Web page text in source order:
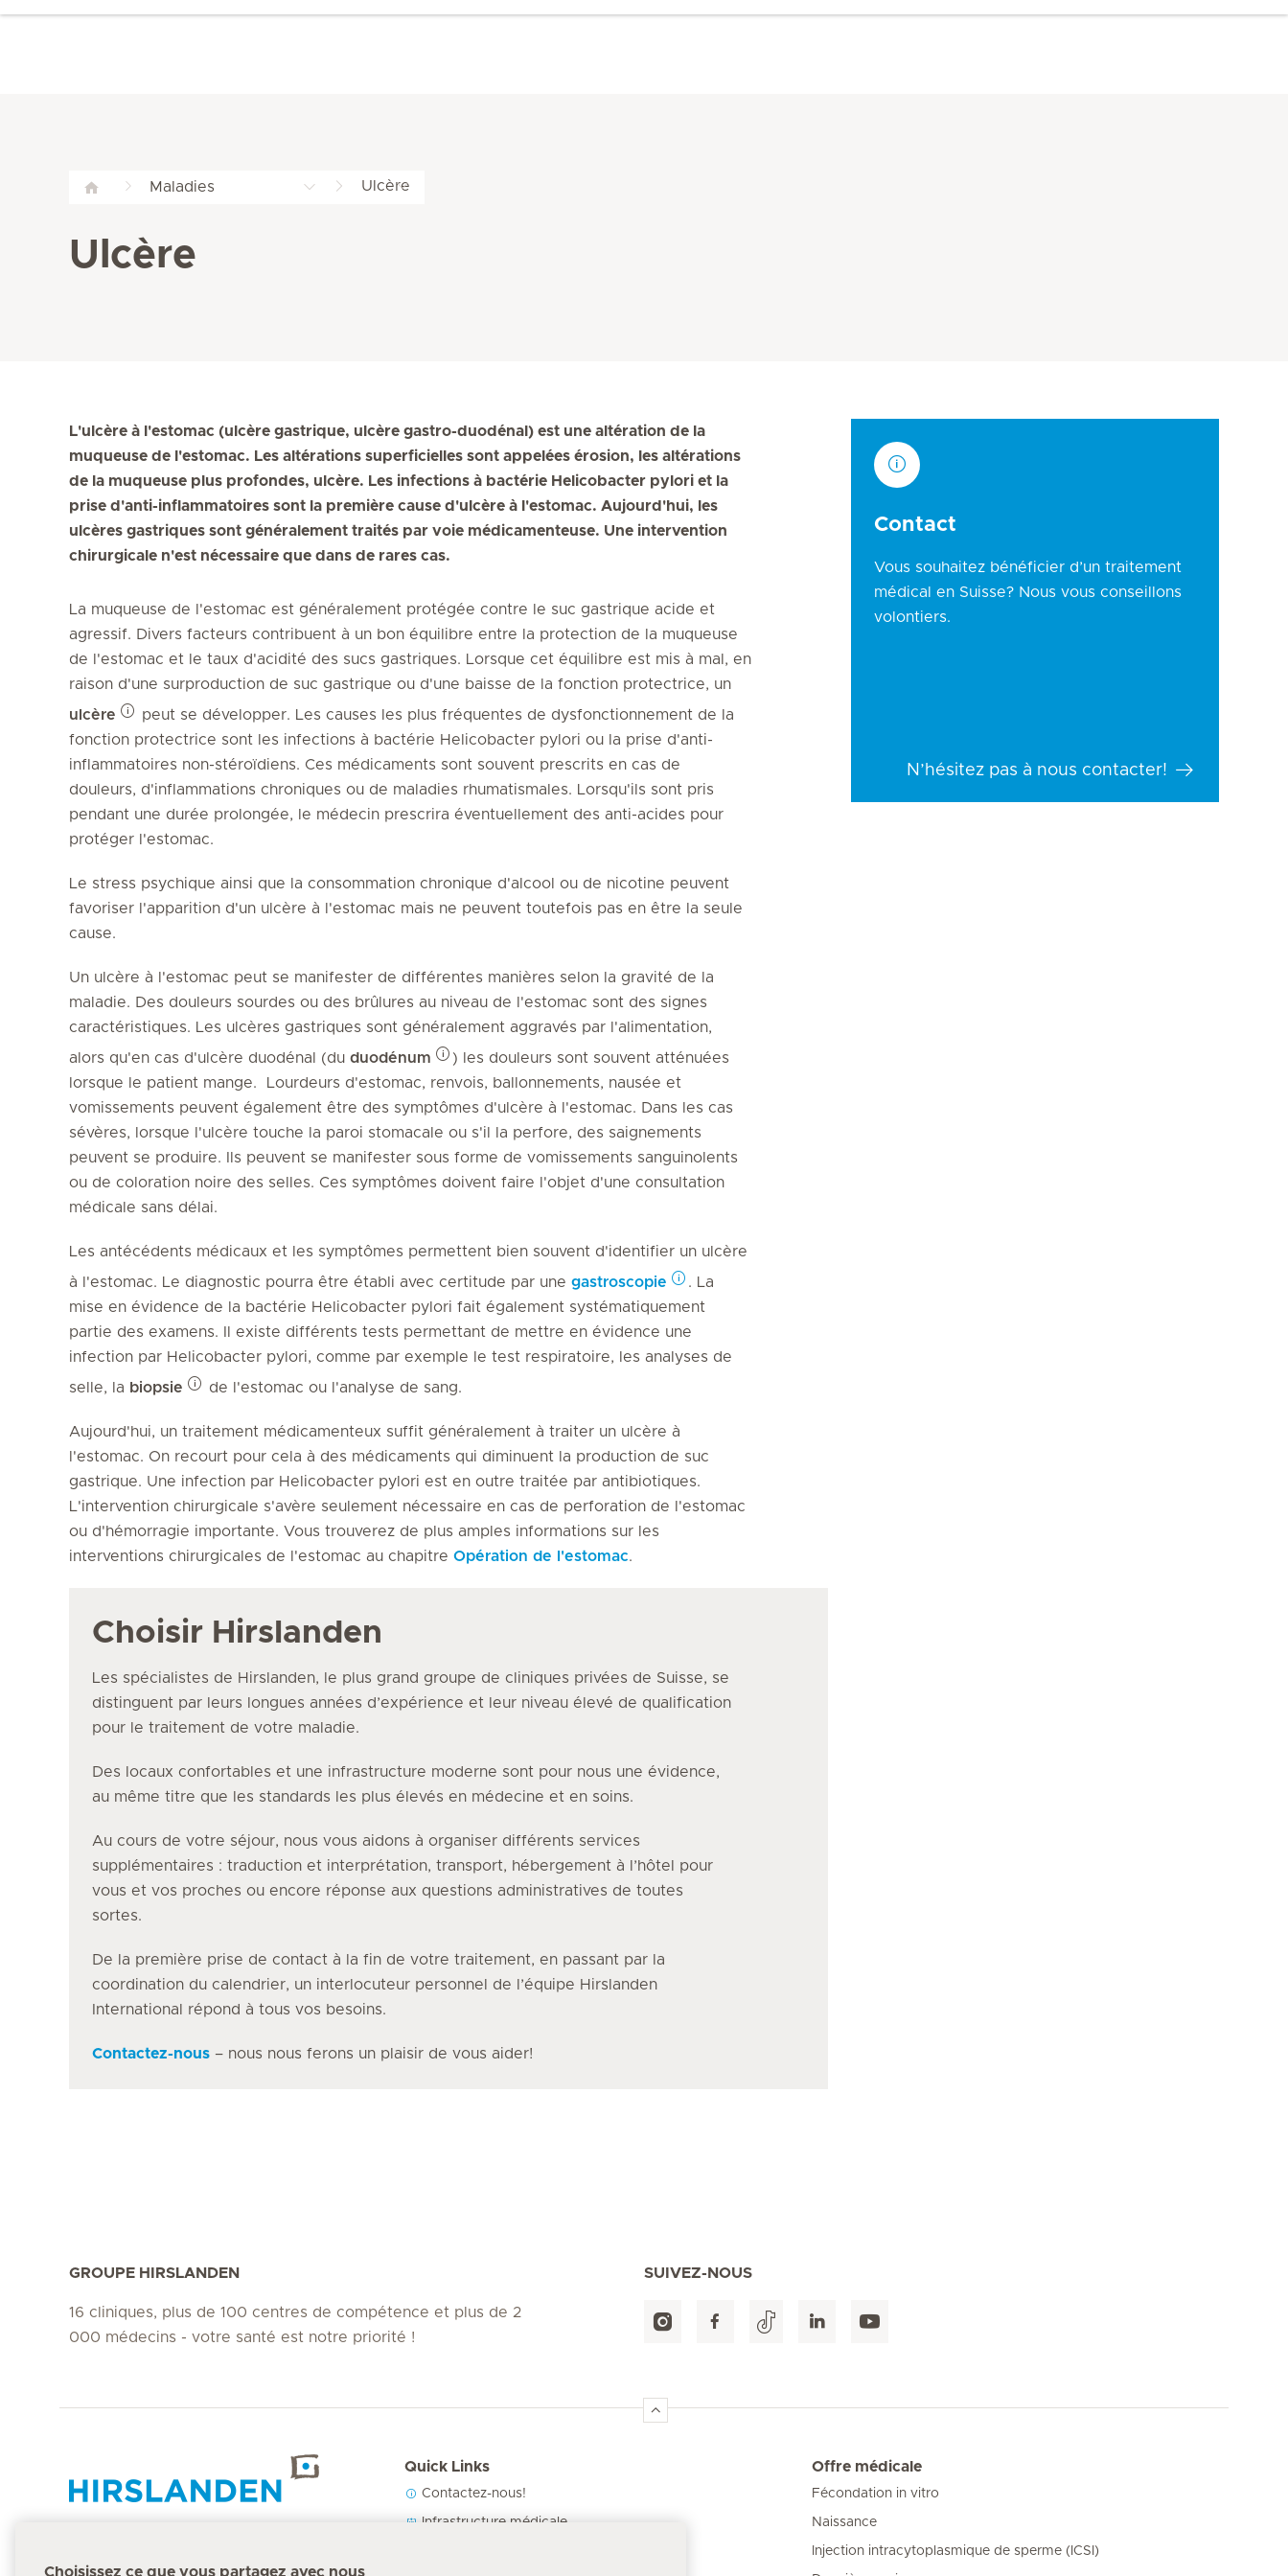
Maladies Ulcère
Ulcère
L'ulcère à l'estomac (ulcère gastrique, ulcère gastro-duodénal) est une altération de la
muqueuse de l'estomac. Les altérations superficielles sont appelées érosion, les altérations
de la muqueuse plus profondes, ulcère. Les infections à bactérie Helicobacter pylori et la
prise d'anti-inflammatoires sont la première cause d'ulcère à l'estomac. Aujourd'hui, les
ulcères gastriques sont généralement traités par voie médicamenteuse. Une intervention
chirurgicale n'est nécessaire que dans de rares cas.
La muqueuse de l'estomac est généralement protégée contre le suc gastrique acide et
agressif. Divers facteurs contribuent à un bon équilibre entre la protection de la muqueuse
de l'estomac et le taux d'acidité des sucs gastriques. Lorsque cet équilibre est mis à mal, en
raison d'une surproduction de suc gastrique ou d'une baisse de la fonction protectrice, un
ulcère
peut se développer. Les causes les plus fréquentes de dysfonctionnement de la
fonction protectrice sont les infections à bactérie Helicobacter pylori ou la prise d'anti-
inflammatoires non-stéroïdiens. Ces médicaments sont souvent prescrits en cas de
douleurs, d'inflammations chroniques ou de maladies rhumatismales. Lorsqu'ils sont pris
pendant une durée prolongée, le médecin prescrira éventuellement des anti-acides pour
protéger l'estomac.
Le stress psychique ainsi que la consommation chronique d'alcool ou de nicotine peuvent
favoriser l'apparition d'un ulcère à l'estomac mais ne peuvent toutefois pas en être la seule
cause.
Un ulcère à l'estomac peut se manifester de différentes manières selon la gravité de la
maladie. Des douleurs sourdes ou des brûlures au niveau de l'estomac sont des signes
caractéristiques. Les ulcères gastriques sont généralement aggravés par l'alimentation,
alors qu'en cas d'ulcère duodénal (du duodénum
) les douleurs sont souvent atténuées
lorsque le patient mange. Lourdeurs d'estomac, renvois, ballonnements, nausée et
vomissements peuvent également être des symptômes d'ulcère à l'estomac. Dans les cas
sévères, lorsque l'ulcère touche la paroi stomacale ou s'il la perfore, des saignements
peuvent se produire. Ils peuvent se manifester sous forme de vomissements sanguinolents
ou de coloration noire des selles. Ces symptômes doivent faire l'objet d'une consultation
médicale sans délai.
Les antécédents médicaux et les symptômes permettent bien souvent d'identifier un ulcère
à l'estomac. Le diagnostic pourra être établi avec certitude par une gastroscopie
. La
mise en évidence de la bactérie Helicobacter pylori fait également systématiquement
partie des examens. Il existe différents tests permettant de mettre en évidence une
infection par Helicobacter pylori, comme par exemple le test respiratoire, les analyses de
selle, la biopsie de l'estomac ou l'analyse de sang.
Aujourd'hui, un traitement médicamenteux suffit généralement à traiter un ulcère à
l'estomac. On recourt pour cela à des médicaments qui diminuent la production de suc
gastrique. Une infection par Helicobacter pylori est en outre traitée par antibiotiques.
L'intervention chirurgicale s'avère seulement nécessaire en cas de perforation de l'estomac
ou d'hémorragie importante. Vous trouverez de plus amples informations sur les
interventions chirurgicales de l'estomac au chapitre Opération de l'estomac.
Choisir Hirslanden
Les spécialistes de Hirslanden, le plus grand groupe de cliniques privées de Suisse, se
distinguent par leurs longues années d’expérience et leur niveau élevé de qualification
pour le traitement de votre maladie.
Des locaux confortables et une infrastructure moderne sont pour nous une évidence,
au même titre que les standards les plus élevés en médecine et en soins.
Au cours de votre séjour, nous vous aidons à organiser différents services
supplémentaires : traduction et interprétation, transport, hébergement à l’hôtel pour
vous et vos proches ou encore réponse aux questions administratives de toutes
sortes.
De la première prise de contact à la fin de votre traitement, en passant par la
coordination du calendrier, un interlocuteur personnel de l’équipe Hirslanden
International répond à tous vos besoins.
Contactez-nous – nous nous ferons un plaisir de vous aider!
Contact
Vous souhaitez bénéficier d’un traitement
médical en Suisse? Nous vous conseillons
volontiers.
N’hésitez pas à nous contacter!
GROUPE HIRSLANDEN
16 cliniques, plus de 100 centres de compétence et plus de 2
000 médecins - votre santé est notre priorité !
SUIVEZ-NOUS
Quick Links
Contactez-nous!
Infrastructure médicale
Offre médicale
Fécondation in vitro
Naissance
Injection intracytoplasmique de sperme (ICSI)
Choisissez ce que vous partagez avec nous